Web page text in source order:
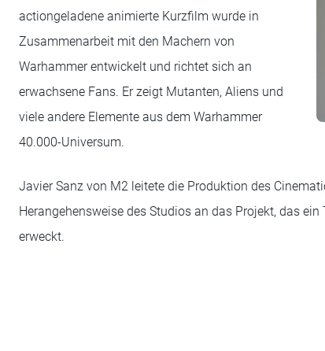
actiongeladene animierte Kurzfilm wurde in
Zusammenarbeit mit den Machern von
Warhammer entwickelt und richtet sich an
erwachsene Fans. Er zeigt Mutanten, Aliens und
viele andere Elemente aus dem Warhammer
40.000-Universum.
Javier Sanz von M2 leitete die Produktion des
Herangehensweise des Studios an das Projekt, das
erweckt.